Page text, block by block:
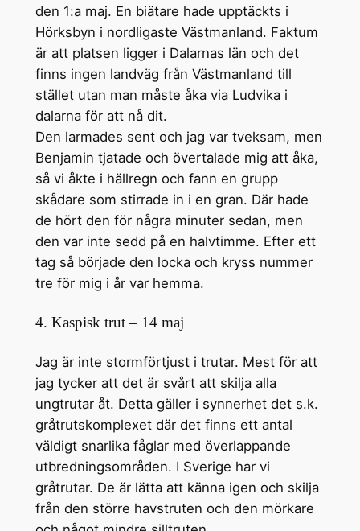
den 1:a maj. En biätare hade upptäckts i
Hörksbyn i nordligaste Västmanland. Faktum
är att platsen ligger i Dalarnas län och det
finns ingen landväg från Västmanland till
stället utan man måste åka via Ludvika i
dalarna för att nå dit.
Den larmades sent och jag var tveksam, men
Benjamin tjatade och övertalade mig att åka,
så vi åkte i hällregn och fann en grupp
skådare som stirrade in i en gran. Där hade
de hört den för några minuter sedan, men
den var inte sedd på en halvtimme. Efter ett
tag så började den locka och kryss nummer
tre för mig i år var hemma.
4. Kaspisk trut – 14 maj
Jag är inte stormförtjust i trutar. Mest för att
jag tycker att det är svårt att skilja alla
ungtrutar åt. Detta gäller i synnerhet det s.k.
gråtrutskomplexet där det finns ett antal
väldigt snarlika fåglar med överlappande
utbredningsområden. I Sverige har vi
gråtrutar. De är lätta att känna igen och skilja
från den större havstruten och den mörkare